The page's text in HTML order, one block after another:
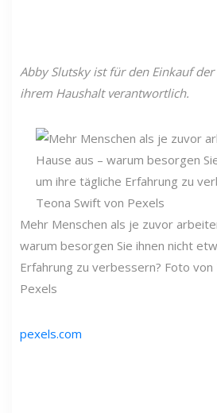
Abby Slutsky ist für den Einkauf
ihrem Haushalt verantwortlich.
Mehr Menschen als je zuvor
warum besorgen Sie ihnen nicht
Erfahrung zu verbessern? Foto
Pexels
pexels.com